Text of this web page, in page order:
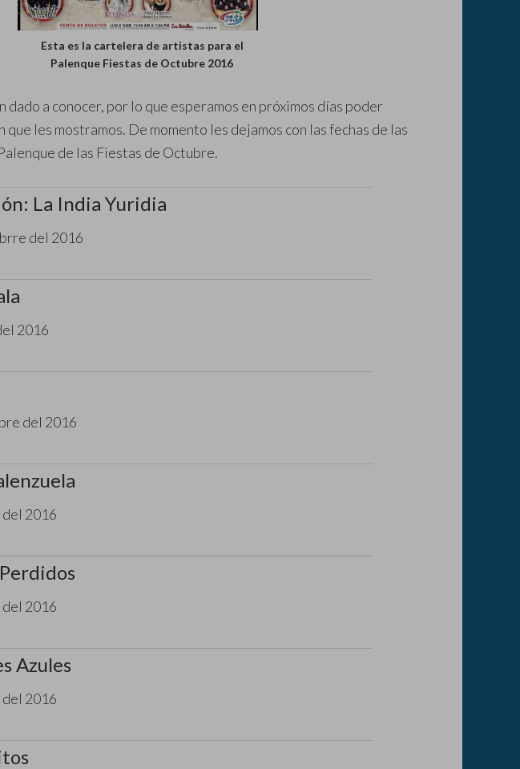
Esta es la cartelera de artistas para el
Palenque Fiestas de Octubre 2016
dado a conocer, por lo que esperamos en próximos días poder
les mostramos. De momento les dejamos con las fechas de las
de las Fiestas de Octubre.
La India Yuridia
del 2016
2016
del 2016
2016
2016
Azules
2016